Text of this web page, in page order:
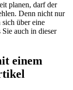
planen, darf der
Denn nicht nur
über eine
auch in dieser
einem